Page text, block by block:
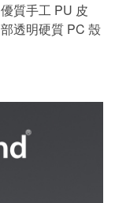
質手工 PU 皮
透明硬質 PC 殼